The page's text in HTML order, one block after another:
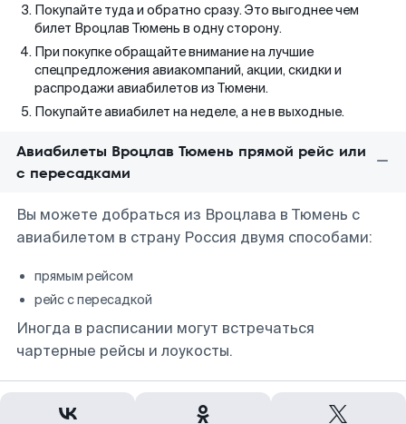
Покупайте туда и обратно сразу. Это выгоднее чем
билет Вроцлав Тюмень в одну сторону.
При покупке обращайте внимание на лучшие
спецпредложения авиакомпаний, акции, скидки и
распродажи авиабилетов из Тюмени.
Покупайте авиабилет на неделе, а не в выходные.
Авиабилеты Вроцлав Тюмень прямой рейс или
с пересадками
Вы можете добраться из Вроцлава в Тюмень с
авиабилетом в страну Россия двумя способами:
прямым рейсом
рейс с пересадкой
Иногда в расписании могут встречаться
чартерные рейсы и лоукосты.